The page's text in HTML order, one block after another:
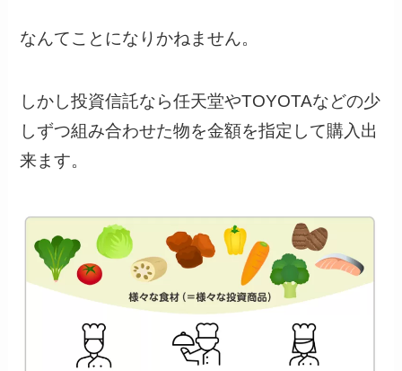
なんてことになりかねません。
しかし投資信託なら任天堂やTOYOTAなどの少
しずつ組み合わせた物を金額を指定して購入出
来ます。